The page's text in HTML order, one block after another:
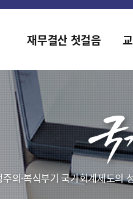
홈페이지가
재무결산 첫걸음
의·복식부기 국가회계제도의